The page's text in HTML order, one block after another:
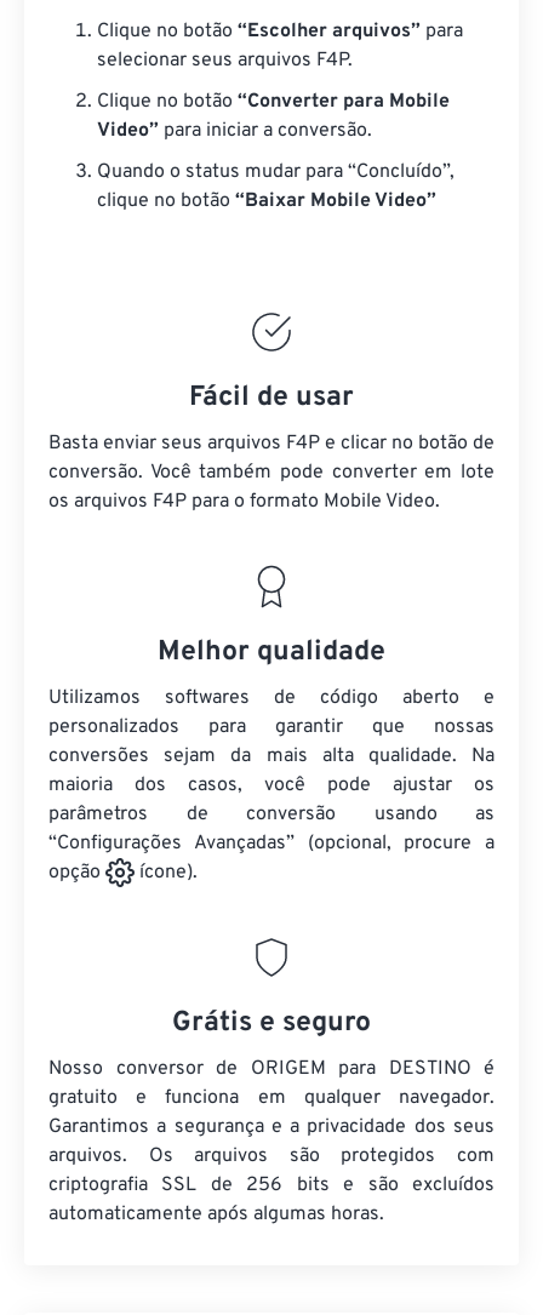
Clique no botão “Escolher arquivos” para
selecionar seus arquivos F4P.
Clique no botão “Converter para Mobile
Video” para iniciar a conversão.
Quando o status mudar para “Concluído”,
clique no botão “Baixar Mobile Video”
Fácil de usar
Basta enviar seus arquivos F4P e clicar no botão de
conversão. Você também pode converter em lote
os arquivos F4P para o formato Mobile Video.
Melhor qualidade
Utilizamos softwares de código aberto e
personalizados para garantir que nossas
conversões sejam da mais alta qualidade. Na
maioria dos casos, você pode ajustar os
parâmetros de conversão usando as
“Configurações Avançadas” (opcional, procure a
opção
ícone).
Grátis e seguro
Nosso conversor de ORIGEM para DESTINO é
gratuito e funciona em qualquer navegador.
Garantimos a segurança e a privacidade dos seus
arquivos. Os arquivos são protegidos com
criptografia SSL de 256 bits e são excluídos
automaticamente após algumas horas.